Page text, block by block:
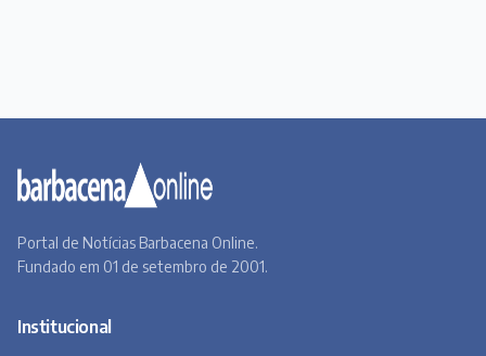
Portal de Notícias Barbacena Online.
Fundado em 01 de setembro de 2001.
Institucional